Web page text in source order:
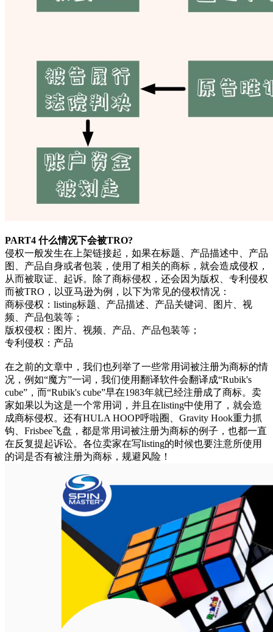
PART4 什么情况下会被TRO?
侵权一般发生在上架链接起，如果在标题、产品描述中、产品
图、产品自身或者包装，使用了相关的商标，就会造成侵权，
从而被取证、起诉。除了商标侵权，还会因为版权、专利侵权
而被TRO，以亚马逊为例，以下为常见的侵权情况：
商标侵权：listing标题、产品描述、产品关键词、图片、视
频、产品包装等；
版权侵权：图片、视频、产品、产品包装等；
专利侵权：产品
在之前的文章中，我们也列举了一些常用词被注册为商标的情
况，例如“魔方”一词，我们使用翻译软件会翻译成“Rubik's
cube”，而“Rubik's cube”早在1983年就已经注册成了商标。卖
家如果以为这是一个常用词，并且在listing中使用了，就会造
成商标侵权。还有HULA HOOP呼啦圈、Gravity Hook重力抓
钩、Frisbee飞盘，都是常用词被注册为商标的例子，也都一直
在反复提起诉讼。各位卖家在写listing的时候也要注意所使用
的词是否有被注册为商标，规避风险！